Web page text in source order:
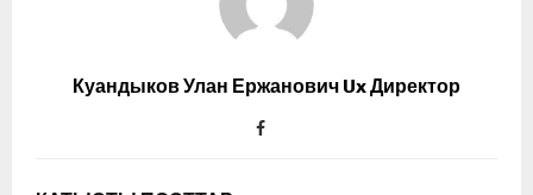
Куандыков Улан Ержанович Ux Директор